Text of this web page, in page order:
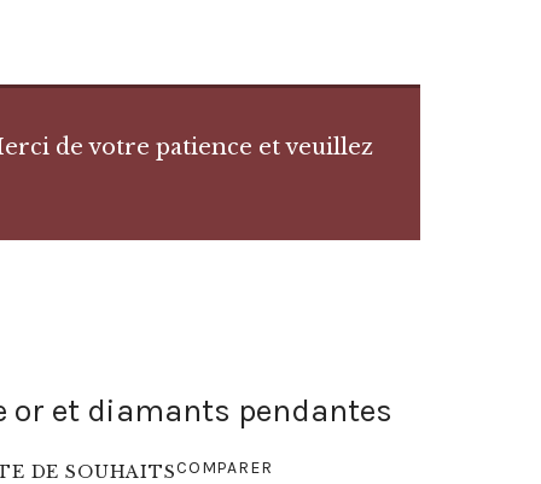
de votre patience et veuillez
or et diamants pendantes
DE SOUHAITSCOMPARER